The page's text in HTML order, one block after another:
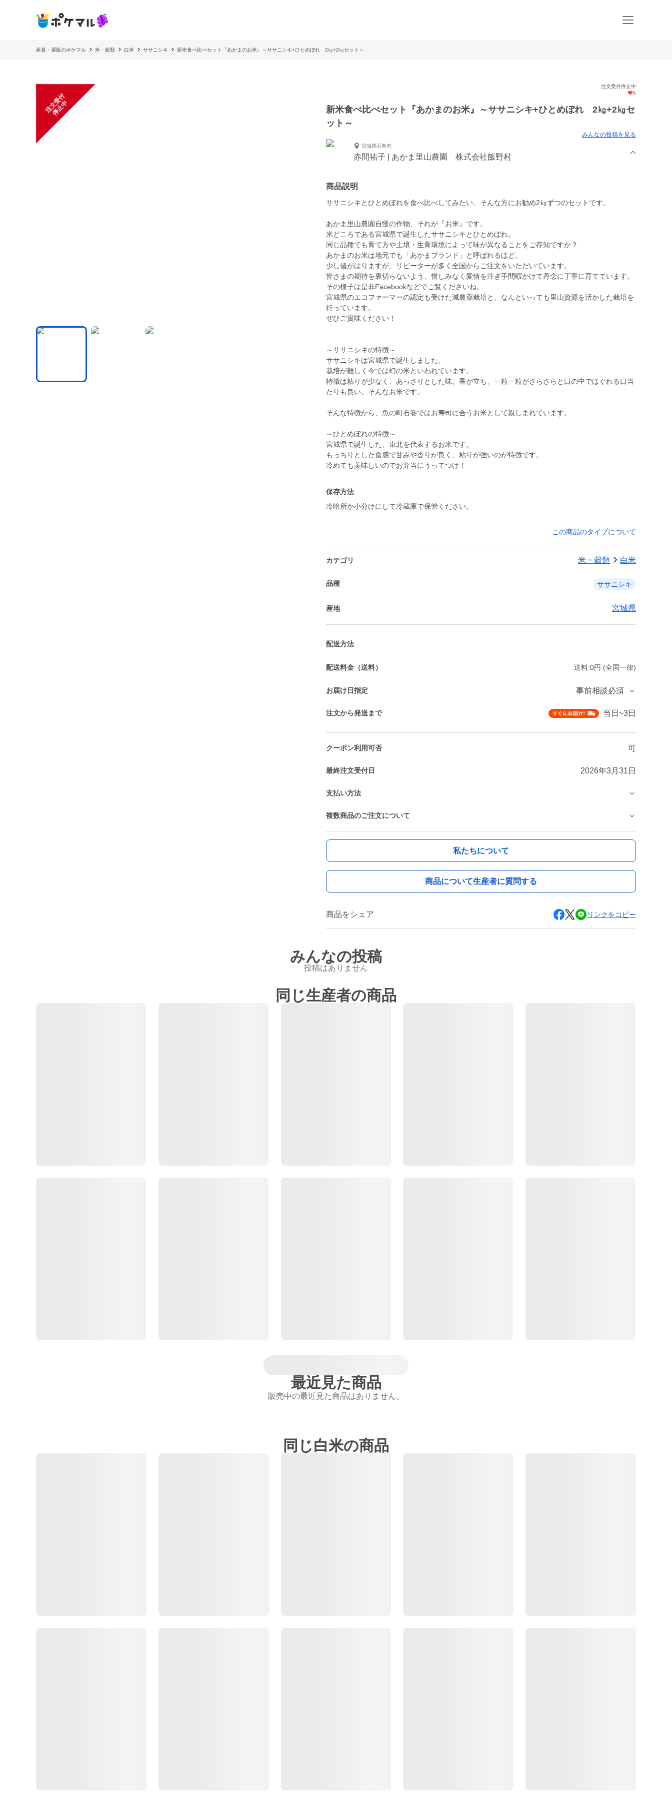
産直・通販のポケマル 米・穀類 白米 ササニシキ 新米食べ比べセット『あかまのお米』～ササニシキ+ひとめぼれ 2㎏+2㎏セット～
注
文
受
付
停
止
中
注文受付停止中
9
新米食べ比べセット『あかまのお米』～ササニシキ+ひとめぼれ 2㎏+2㎏セ
ット～
みんなの投稿を見る
宮城県石巻市
赤間祐子 | あかま里山農園 株式会社飯野村
商品説明
ササニシキとひとめぼれを食べ比べしてみたい、そんな方にお勧め2㎏ずつのセットです。
あかま里山農園自慢の作物、それが『お米』です。
米どころである宮城県で誕生したササニシキとひとめぼれ。
同じ品種でも育て方や土壌・生育環境によって味が異なることをご存知ですか？
あかまのお米は地元でも「あかまブランド」と呼ばれるほど。
少し値がはりますが、リピーターが多く全国からご注文をいただいています。
皆さまの期待を裏切らないよう、惜しみなく愛情を注ぎ手間暇かけて丹念に丁寧に育てています。
その様子は是非Facebookなどでご覧くださいね。
宮城県のエコファーマーの認定も受けた減農薬栽培と、なんといっても里山資源を活かした栽培を
行っています。
ぜひご賞味ください！
～ササニシキの特徴～
ササニシキは宮城県で誕生しました。
栽培が難しく今では幻の米といわれています。
特徴は粘りが少なく、あっさりとした味。香が立ち、一粒一粒がさらさらと口の中でほぐれる口当
たりも良い。そんなお米です。
そんな特徴から、魚の町石巻ではお寿司に合うお米として親しまれています。
～ひとめぼれの特徴～
宮城県で誕生した、東北を代表するお米です。
もっちりとした食感で甘みや香りが良く、粘りが強いのが特徴です。
保存方法
冷暗所か小分けにして冷蔵庫で保管ください。
この商品のタイプについて
カテゴリ 米・穀類 白米
品種 ササニシキ
産地 宮城県
配送方法
配送料金（送料） 送料:0円 (全国一律)
お届け日指定 事前相談必須
注文から発送まで 当日~3日
クーポン利用可否 可
最終注文受付日 2026年3月31日
支払い方法
複数商品のご注文について
私たちについて
商品について生産者に質問する
商品をシェア リンクをコピー
みんなの投稿
投稿はありません
同じ生産者の商品
最近見た商品
販売中の最近見た商品はありません。
同じ白米の商品